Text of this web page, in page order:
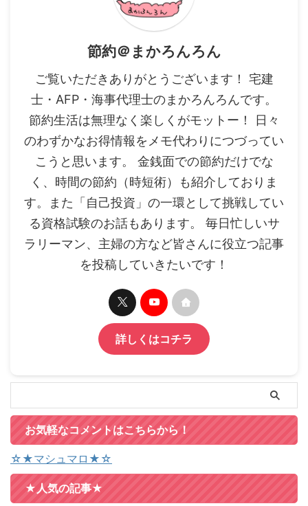
節約＠まかろんろん
ご覧いただきありがとうございます！ 宅建
士・AFP・海事代理士のまかろんろんです。
節約生活は無理なく楽しくがモットー！ 日々
のわずかなお得情報をメモ代わりにつづってい
こうと思います。 金銭面での節約だけでな
く、時間の節約（時短術）も紹介しておりま
す。また「自己投資」の一環として挑戦してい
る資格試験のお話もあります。 毎日忙しいサ
ラリーマン、主婦の方など皆さんに役立つ記事
を投稿していきたいです！
詳しくはコチラ
お気軽なコメントはこちらから！
☆★マシュマロ★☆
★人気の記事★